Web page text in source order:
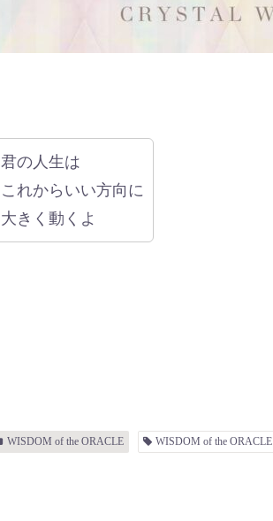
君の人生は
これからいい方向に
大きく動くよ
WISDOM of the ORACLE WISDOM of the ORACLE